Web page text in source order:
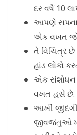
દર વર્ષે 10
આપણે
એક વખત
તે વિચિત્ર
હાંડ લોકો
એક સંશોધન
વખત હસે છે.
આખી
જીવજંતુઓ